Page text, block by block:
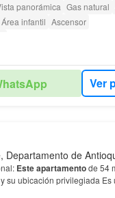
panorámica Gas natural
Área infantil Ascensor
Ver
Departamento de
Esteapartamentode 54
su ubicación privilegiada Es
sóli…